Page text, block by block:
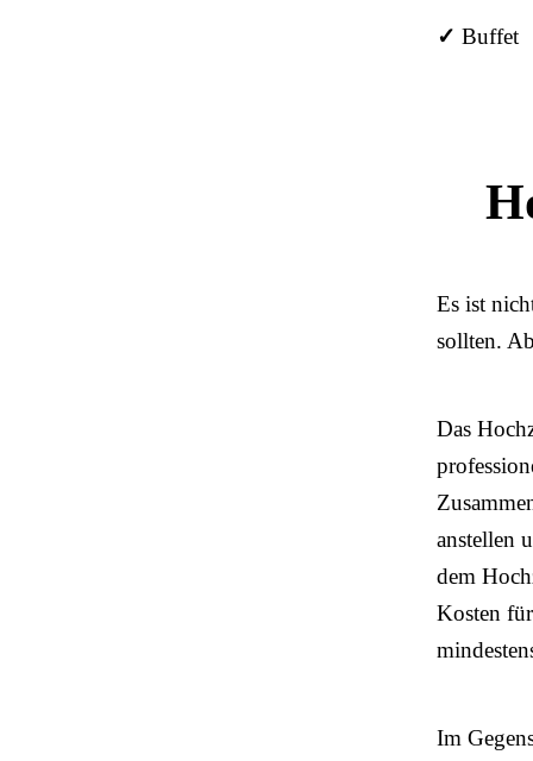
✓ Buffet
Es ist
sollten.
Das
anstellen
dem
Kosten
Im